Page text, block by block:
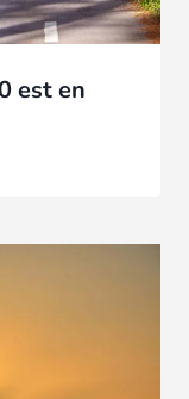
est en